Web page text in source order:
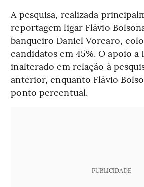
A pesquisa, realizada
reportagem ligar Flávio
banqueiro Daniel Vorcaro,
candidatos em 45%. O apoio a
inalterado em relação à
anterior, enquanto Flávio
ponto percentual.
PUBLICIDADE